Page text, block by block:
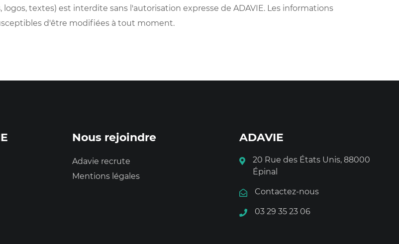
textes) est interdite sans l'autorisation expresse de ADAVIE. Les informations
d'être modifiées à tout moment.
Nous rejoindre
Adavie recrute
Mentions légales
ADAVIE
20 Rue des États Unis, 88000
Épinal
Contactez-nous
03 29 35 23 06